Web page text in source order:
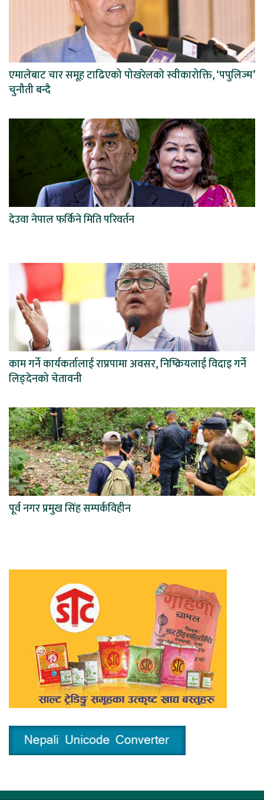
एमालेबाट चार समूह टाढिएको पोखरेलको स्वीकारोक्ति, ‘पपुलिज्म’
चुनौती बन्दै
देउवा नेपाल फर्किने मिति परिवर्तन
काम गर्ने कार्यकर्तालाई राप्रपामा अवसर, निष्क्रियलाई विदाइ गर्ने
लिङ्देनको चेतावनी
पूर्व नगर प्रमुख सिंह सम्पर्कविहीन